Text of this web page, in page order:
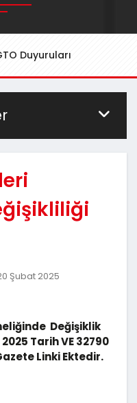
Duyuruları
Şubat 2025
Değişiklik
Tarih VE 32790
Linki Ektedir.